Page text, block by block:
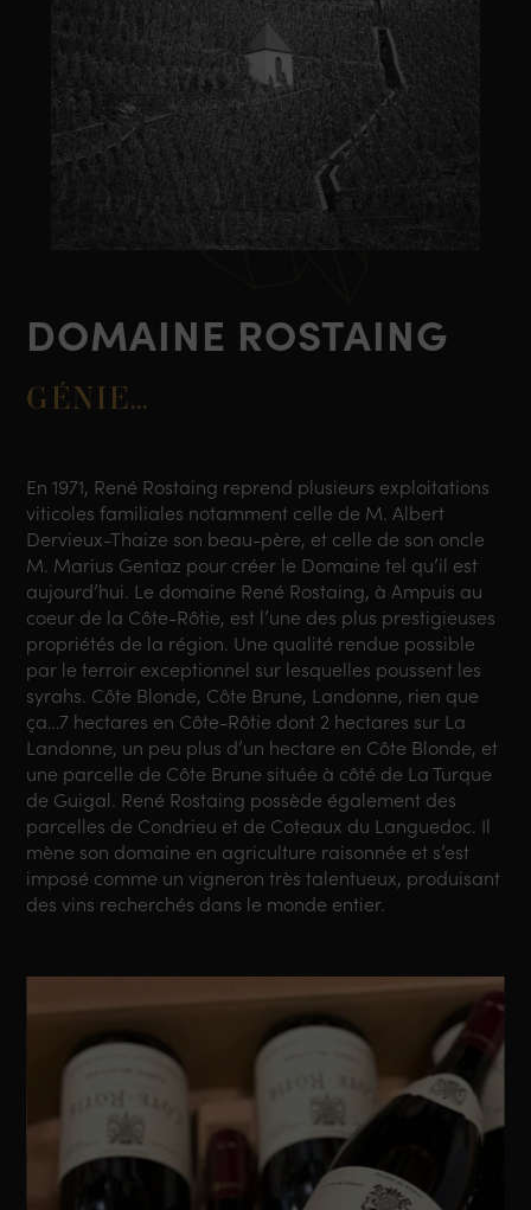
DOMAINE ROSTAING
GÉNIE…
En 1971, René Rostaing reprend plusieurs exploitations
viticoles familiales notamment celle de M. Albert
Dervieux-Thaize son beau-père, et celle de son oncle
M. Marius Gentaz pour créer le Domaine tel qu’il est
aujourd’hui. Le domaine René Rostaing, à Ampuis au
coeur de la Côte-Rôtie, est l’une des plus prestigieuses
propriétés de la région. Une qualité rendue possible
par le terroir exceptionnel sur lesquelles poussent les
syrahs. Côte Blonde, Côte Brune, Landonne, rien que
ça…7 hectares en Côte-Rôtie dont 2 hectares sur La
Landonne, un peu plus d’un hectare en Côte Blonde, et
une parcelle de Côte Brune située à côté de La Turque
de Guigal. René Rostaing possède également des
parcelles de Condrieu et de Coteaux du Languedoc. Il
mène son domaine en agriculture raisonnée et s’est
imposé comme un vigneron très talentueux, produisant
des vins recherchés dans le monde entier.